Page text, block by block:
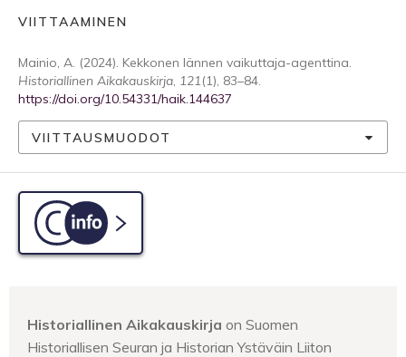
VIITTAAMINEN
Mainio, A. (2024). Kekkonen lännen vaikuttaja-agenttina.
Historiallinen Aikakauskirja, 121(1), 83–84.
https://doi.org/10.54331/haik.144637
VIITTAUSMUODOT
C-info
Historiallinen Aikakauskirja on Suomen
Historiallisen Seuran ja Historian Ystäväin Liiton